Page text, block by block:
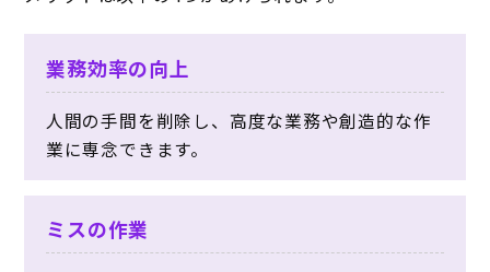
業務効率の向上
人間の手間を削除し、高度な業務や創造的な作
業に専念できます。
ミスの作業